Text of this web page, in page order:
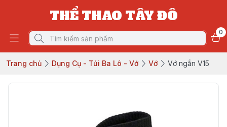
THỂ THAO TÂY ĐÔ
0
Trang chủ Dụng Cụ - Túi Ba Lô - Vớ Vớ Vớ ngắn V15